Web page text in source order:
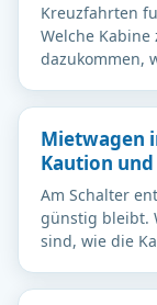
Kreuzfahrten
Welche Kabine
dazukommen,
Mietwagen
Kaution
Am Schalter
günstig bleibt.
sind, wie die